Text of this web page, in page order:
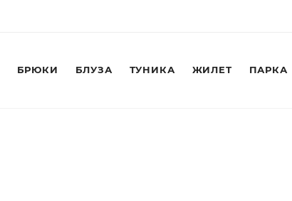
БРЮКИ БЛУЗА ТУНИКА ЖИЛЕТ ПАРКА